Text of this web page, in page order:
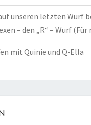
unseren letzten Wurf
– den „R“ – Wurf (Für
mit Quinie und Q-Ella